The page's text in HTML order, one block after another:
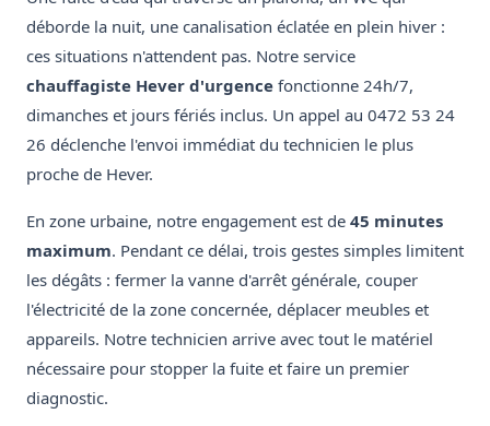
déborde la nuit, une canalisation éclatée en plein hiver :
ces situations n'attendent pas. Notre service
chauffagiste Hever d'urgence fonctionne 24h/7,
dimanches et jours fériés inclus. Un appel au 0472 53 24
26 déclenche l'envoi immédiat du technicien le plus
proche de Hever.
En zone urbaine, notre engagement est de 45 minutes
maximum. Pendant ce délai, trois gestes simples limitent
les dégâts : fermer la vanne d'arrêt générale, couper
l'électricité de la zone concernée, déplacer meubles et
appareils. Notre technicien arrive avec tout le matériel
nécessaire pour stopper la fuite et faire un premier
diagnostic.